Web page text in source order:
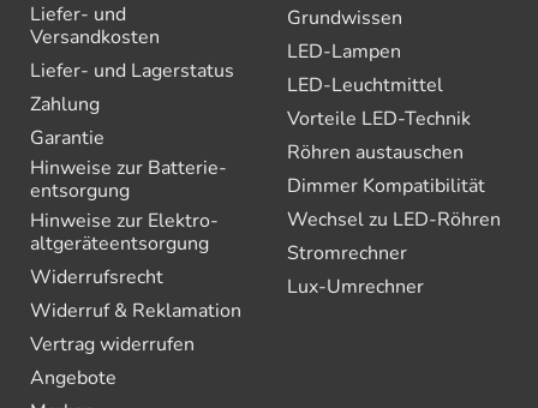
Liefer- und
Versandkosten
Liefer- und Lagerstatus
Zahlung
Garantie
Hinweise zur Batterie­
entsorgung
Hinweise zur Elektro­
altgeräte­entsorgung
Widerrufsrecht
Widerruf & Reklamation
Vertrag widerrufen
Angebote
Grundwissen
LED-Lampen
LED-Leuchtmittel
Vorteile LED-Technik
Röhren austauschen
Dimmer Kompatibilität
Wechsel zu LED-Röhren
Stromrechner
Lux-Umrechner